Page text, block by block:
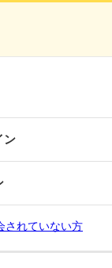
ン
されていない方